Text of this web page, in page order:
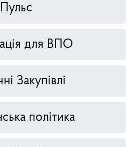
Пульс
для ВПО
Закупівлі
політика